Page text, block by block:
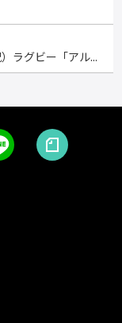
ラグビー「アル...